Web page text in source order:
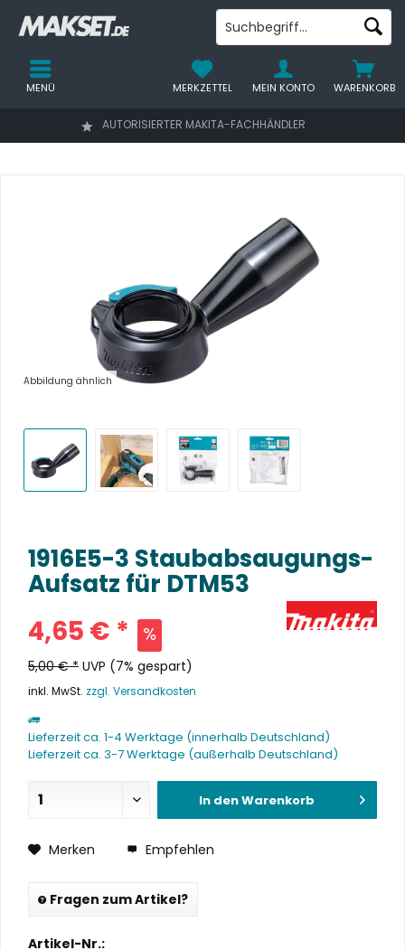
AUTORISIERTER MAKITA-FACHHÄNDLER
WARENKORB
MERKZETTEL MEIN KONTO
MENÜ
Abbildung ähnlich
1916E5-3 Staubabsaugungs-
Aufsatz für DTM53
4,65 € *
5,00 € * UVP (7% gespart)
inkl. MwSt. zzgl. Versandkosten
Lieferzeit ca. 1-4 Werktage (innerhalb Deutschland)
Lieferzeit ca. 3-7 Werktage (außerhalb Deutschland)
In denWarenkorb
Merken Empfehlen
Fragen zum Artikel?
Artikel-Nr.: